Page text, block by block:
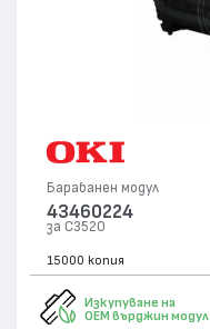
Барабанен модул
43460224
за C3520
15000 копия
Изкупуване на
OEM върджин модул